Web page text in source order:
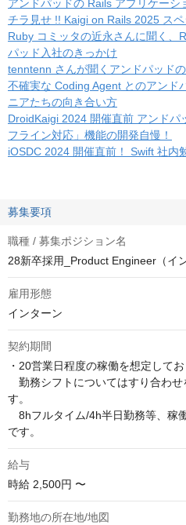
アンドパッドの Rails アプリケーシ
チラ見せ !! Kaigi on Rails 2025 ス
Ruby コミッタの近永さんに聞く、
パッド入社のきっかけ
tenntenn さんが聞くアンドパッド
不確実な Coding Agent とのアンド
ニアたちの向き合い方
DroidKaigi 2024 開催直前 アンドパ
フライン対応」機能の開発自慢！
iOSDC 2024 開催直前！ Swift 社内
募集要項
職種 / 募集ポジション名
28新卒採用_Product Engineer（イ
雇用形態
インターン
契約期間
・20営業日程度の稼働を想定してお
勤務シフトについてはすり合わ
す。
8hフルタイム/4h半日勤務等、稼
です。
給与
時給 2,500円 〜
勤務地の所在地/地図